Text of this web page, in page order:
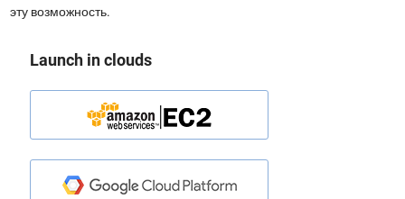
эту возможность.
Launch in clouds